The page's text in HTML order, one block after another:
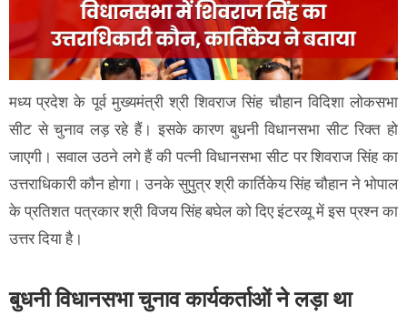
मध्य प्रदेश के पूर्व मुख्यमंत्री श्री शिवराज सिंह चौहान विदिशा लोकसभा
सीट से चुनाव लड़ रहे हैं। इसके कारण बुधनी विधानसभा सीट रिक्त हो
जाएगी। सवाल उठने लगे हैं की पत्नी विधानसभा सीट पर शिवराज सिंह का
उत्तराधिकारी कौन होगा। उनके सुपुत्र श्री कार्तिकेय सिंह चौहान ने भोपाल
के प्रतिशत पत्रकार श्री विजय सिंह बघेल को दिए इंटरव्यू में इस प्रश्न का
उत्तर दिया है।
बुधनी विधानसभा चुनाव कार्यकर्ताओं ने लड़ा था